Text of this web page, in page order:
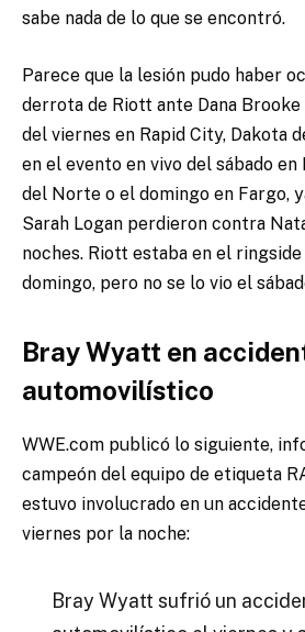
sabe nada de lo que se encontró.
Parece que la lesión pudo haber
derrota de Riott ante Dana
del viernes en Rapid City, Dakota
en el evento en vivo del sábado en
del Norte o el domingo en Fargo,
Sarah Logan perdieron contra
noches. Riott estaba en el
domingo, pero no se lo vio el
Bray Wyatt en
automovilístico
WWE.com publicó lo siguiente,
campeón del equipo de etiqueta
estuvo involucrado en un
viernes por la noche:
Bray Wyatt sufrió un